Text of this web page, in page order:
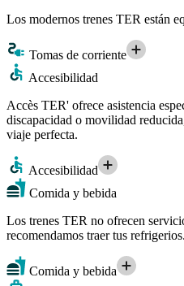
Los modernos trenes TER están
Tomas de corriente
Accesibilidad
Accès TER' ofrece asistencia
discapacidad o movilidad
viaje perfecta.
Accesibilidad
Comida y bebida
Los trenes TER no ofrecen
recomendamos traer tus refrigerios.
Comida y bebida